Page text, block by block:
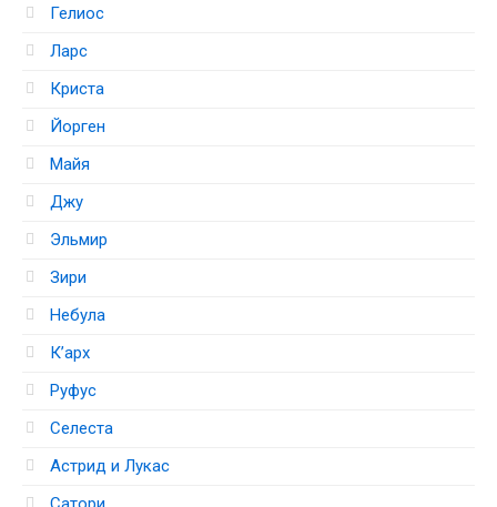
Гелиос
Ларс
Криста
Йорген
Майя
Джу
Эльмир
Зири
Небула
К’арх
Руфус
Селеста
Астрид и Лукас